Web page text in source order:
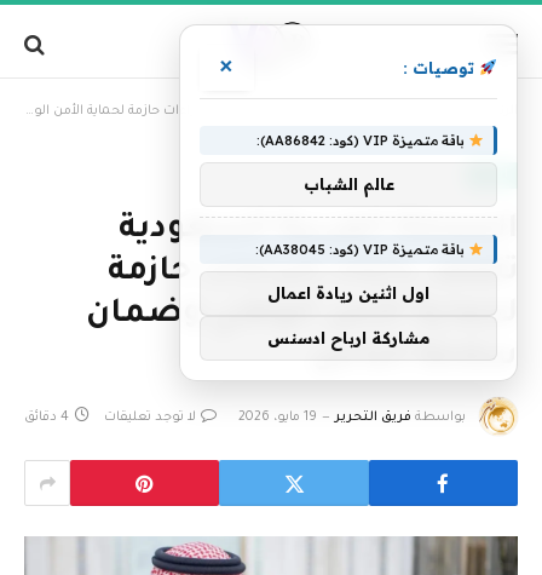
المملكة العربية السعودية تتعهد باتخاذ إجراءات حازمة لحماية الأمن الوطني وضمان سلامة الناس
المملكة العربية السعودية
تتعهد باتخاذ إجراءات حازمة
لحماية الأمن الوطني وضمان
سلامة الناس
بواسطة فريق التحرير 19 مايو، 2026 لا توجد تعليقات 4 دقائق
توصيات : ×
باقة متميزة VIP (كود: AA86842):
عالم الشباب
باقة متميزة VIP (كود: AA38045):
اول اثنين ريادة اعمال
مشاركة ارباح ادسنس